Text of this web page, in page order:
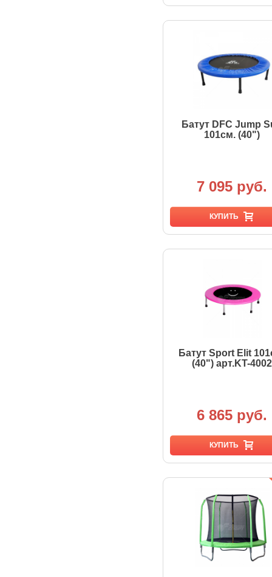
Батут DFC Jump
101см. (40")
7 095 руб.
КУПИТЬ
Батут Sport Elit
(40") арт.KT-4002
6 865 руб.
КУПИТЬ